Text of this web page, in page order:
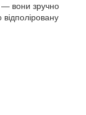
вони зручно